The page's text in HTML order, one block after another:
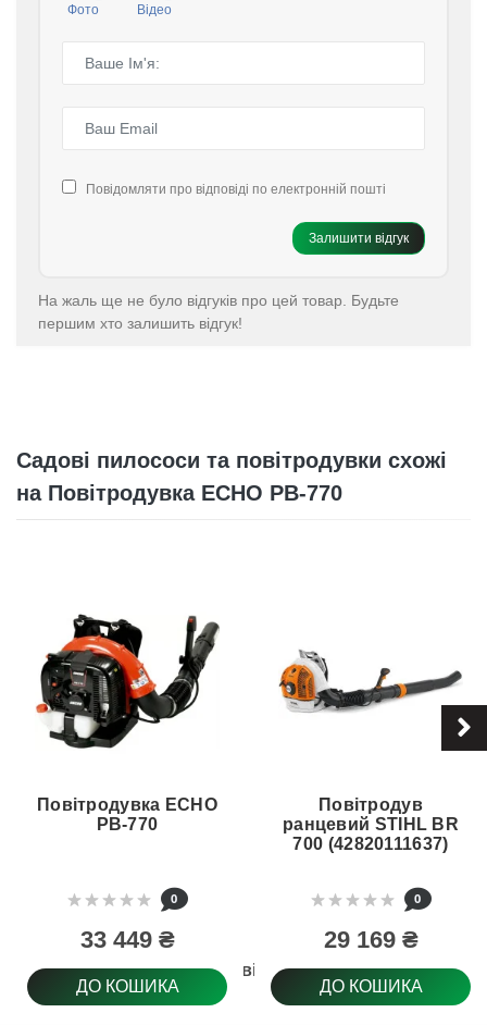
Фото Відео
Повідомляти про відповіді по електронній пошті
Залишити відгук
На жаль ще не було відгуків про цей товар. Будьте
першим хто залишить відгук!
Садові пилососи та повітродувки схожі
на Повітродувка ECHO PB-770
Регулювання повітряного потоку
Повітродувка ECHO
PB-770
0
33 449 ₴
ДО КОШИКА
Повітродув
ранцевий STIHL BR
700 (42820111637)
0
29 169 ₴
ДО КОШИКА